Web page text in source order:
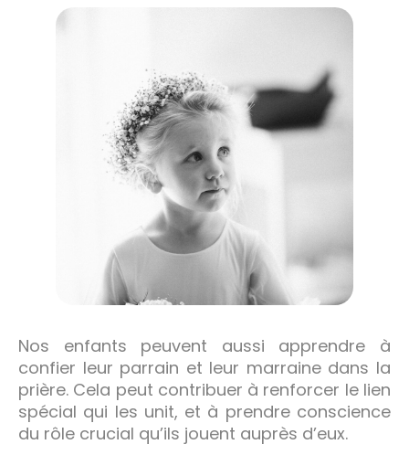
Nos enfants peuvent aussi apprendre à
confier leur parrain et leur marraine dans la
prière. Cela peut contribuer à renforcer le lien
spécial qui les unit, et à prendre conscience
du rôle crucial qu’ils jouent auprès d’eux.